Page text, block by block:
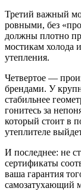
Третий важный
ровными, без
должны плотно
мостикам холода
утепления.
Четвертое —
брендами. У
стабильнее
гонитесь за
который стоит в
утеплителе
И последнее: не
сертификаты
ваша гарантия
самозатухающий